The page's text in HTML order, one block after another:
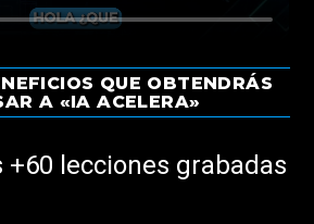
QUE OBTENDRÁS
A «IA ACELERA»
+60 lecciones grabadas